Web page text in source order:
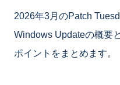
2026年3月のPatch
Windows Updateの概要
ポイントをまとめます。